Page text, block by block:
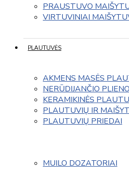
PRAUSTUVO
VIRTUVINIAI
PLAUTUVĖS
AKMENS MASĖS
NERŪDIJANČIO
KERAMIKINĖS
PLAUTUVIŲ IR
PLAUTUVIŲ PRIEDAI
MUILO DOZATORIAI